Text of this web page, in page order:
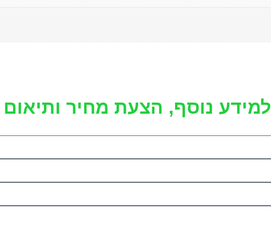
למידע נוסף, הצעת מחיר